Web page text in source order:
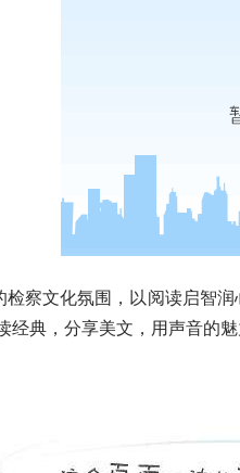
察文化氛围，以阅读启智
经典，分享美文，用声音的